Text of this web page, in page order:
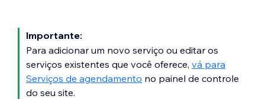
Importante:
Para adicionar um novo serviço ou editar os
serviços existentes que você oferece, vá para
Serviços de agendamento no painel de controle
do seu site.